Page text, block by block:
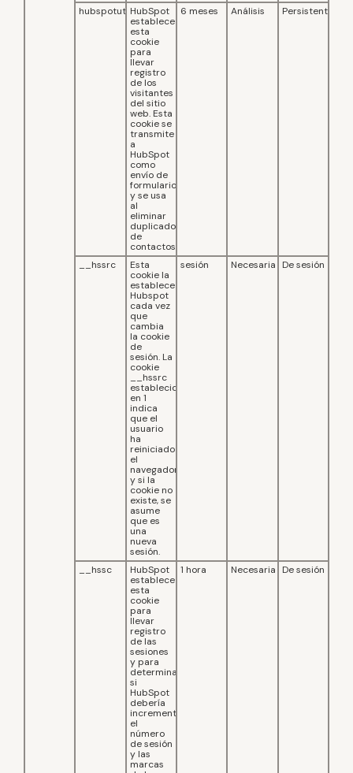
hubspotutkHubSpot
establece
esta
cookie
para
llevar
registro
de los
visitantes
del sitio
web. Esta
cookie se
transmite
a
HubSpot
como
envío de
formulario
y se usa
al
eliminar
duplicados
de
contactos.
6 meses Análisis Persistente
__hssrc
Esta
cookie la
establece
Hubspot
cada vez
que
cambia
la cookie
de
sesión. La
cookie
__hssrc
establecida
en 1
indica
que el
usuario
ha
reiniciado
el
navegador
y si la
cookie no
existe, se
asume
que es
una
nueva
sesión.
sesión Necesaria De sesión
__hssc
HubSpot
establece
esta
cookie
para
llevar
registro
de las
sesiones
y para
determinar
si
HubSpot
debería
incrementar
el
número
de sesión
y las
marcas
1 hora Necesaria De sesión